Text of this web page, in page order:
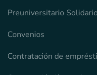
Preuniversitario Solidario
Convenios
Contratación de